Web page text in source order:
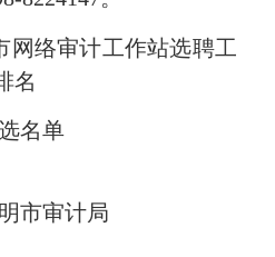
络审计工作站选聘工
名
单
计局